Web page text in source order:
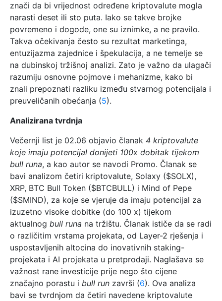
znači da bi vrijednost određene kriptovalute mogla
narasti deset ili sto puta. Iako se takve brojke
povremeno i dogode, one su iznimke, a ne pravilo.
Takva očekivanja često su rezultat marketinga,
entuzijazma zajednice i špekulacija, a ne temelje se
na dubinskoj tržišnoj analizi. Zato je važno da ulagači
razumiju osnovne pojmove i mehanizme, kako bi
znali prepoznati razliku između stvarnog potencijala i
preuveličanih obećanja (5).
Analizirana tvrdnja
Večernji list je 02.06 objavio članak 4 kriptovalute
koje imaju potencijal donijeti 100x dobitak tijekom
bull runa, a kao autor se navodi Promo. Članak se
bavi analizom četiri kriptovalute, Solaxy ($SOLX),
XRP, BTC Bull Token ($BTCBULL) i Mind of Pepe
($SMIND), za koje se vjeruje da imaju potencijal za
izuzetno visoke dobitke (do 100 x) tijekom
aktualnog bull runa na tržištu. Članak ističe da se radi
o različitim vrstama projekata, od Layer-2 rješenja i
uspostavljenih altocina do inovativnih staking-
projekata i AI projekata u pretprodaji. Naglašava se
važnost rane investicije prije nego što cijene
značajno porastu i bull run završi (6). Ova analiza
bavi se tvrdnjom da četiri navedene kriptovalute